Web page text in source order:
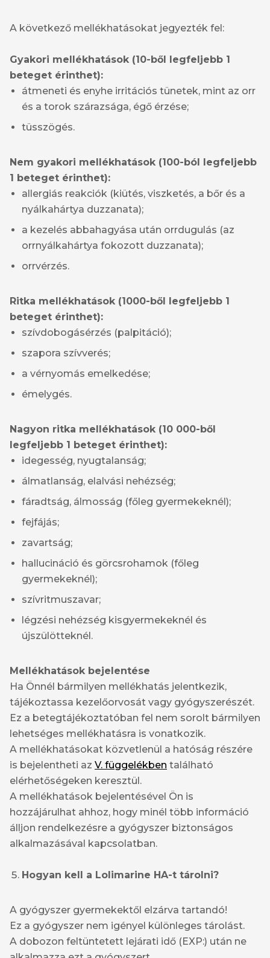
A következő mellékhatásokat jegyezték fel:
Gyakori mellékhatások (10-ből legfeljebb 1
beteget érinthet):
átmeneti és enyhe irritációs tünetek, mint az orr
és a torok szárazsága, égő érzése;
tüsszögés.
Nem gyakori mellékhatások (100-ból legfeljebb
1 beteget érinthet):
allergiás reakciók (kiütés, viszketés, a bőr és a
nyálkahártya duzzanata);
a kezelés abbahagyása után orrdugulás (az
orrnyálkahártya fokozott duzzanata);
orrvérzés.
Ritka mellékhatások (1000-ből legfeljebb 1
beteget érinthet):
szívdobogásérzés (palpitáció);
szapora szívverés;
a vérnyomás emelkedése;
émelygés.
Nagyon ritka mellékhatások (10 000-ből
legfeljebb 1 beteget érinthet):
idegesség, nyugtalanság;
álmatlanság, elalvási nehézség;
fáradtság, álmosság (főleg gyermekeknél);
fejfájás;
zavartság;
hallucináció és görcsrohamok (főleg
gyermekeknél);
szívritmuszavar;
légzési nehézség kisgyermekeknél és
újszülötteknél.
Mellékhatások bejelentése
Ha Önnél bármilyen mellékhatás jelentkezik,
tájékoztassa kezelőorvosát vagy gyógyszerészét.
Ez a betegtájékoztatóban fel nem sorolt bármilyen
lehetséges mellékhatásra is vonatkozik.
A mellékhatásokat közvetlenül a hatóság részére
is bejelentheti az V. függelékben található
elérhetőségeken keresztül.
A mellékhatások bejelentésével Ön is
hozzájárulhat ahhoz, hogy minél több információ
álljon rendelkezésre a gyógyszer biztonságos
alkalmazásával kapcsolatban.
Hogyan kell a Lolimarine HA-t tárolni?
A gyógyszer gyermekektől elzárva tartandó!
Ez a gyógyszer nem igényel különleges tárolást.
A dobozon feltüntetett lejárati idő (EXP:) után ne